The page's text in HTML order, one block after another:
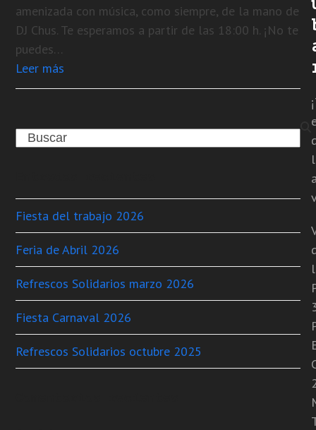
amenizada con música, como siempre, de la mano de
DJ Chus. Te esperamos a partir de las 18:00 h. ¡No te
puedes…
Leer más
Search
Fiesta del trabajo 2026
Feria de Abril 2026
Refrescos Solidarios marzo 2026
Fiesta Carnaval 2026
Refrescos Solidarios octubre 2025